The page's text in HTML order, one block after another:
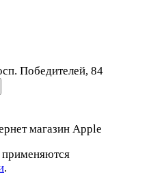
Победителей, 84
магазин Apple
.